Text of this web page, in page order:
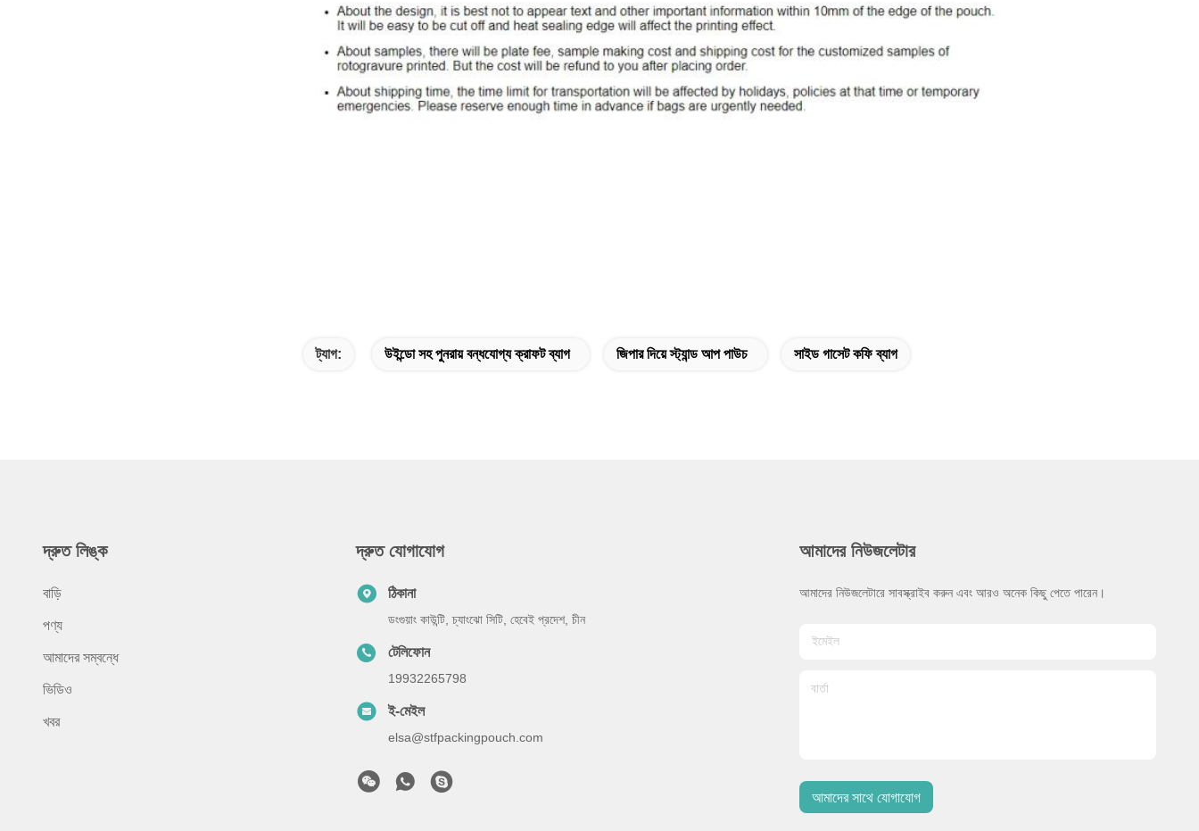
ট্যাগ: উইন্ডো সহ পুনরায় বন্ধযোগ্য ক্রাফট ব্যাগ জিপার দিয়ে স্ট্যান্ড আপ পাউচ সাইড গাসেট কফি ব্যাগ
দ্রুত লিঙ্ক
বাড়ি
পণ্য
আমাদের সম্বন্ধে
ভিডিও
খবর
দ্রুত যোগাযোগ
ঠিকানা
ডংগুয়াং কাউন্টি, চ্যাংঝো সিটি, হেবেই প্রদেশ, চীন
টেলিফোন
19932265798
ই-মেইল
elsa@stfpackingpouch.com
আমাদের নিউজলেটার
আমাদের নিউজলেটারে সাবস্ক্রাইব করুন এবং আরও অনেক কিছু পেতে পারেন।
আমাদের সাথে যোগাযোগ